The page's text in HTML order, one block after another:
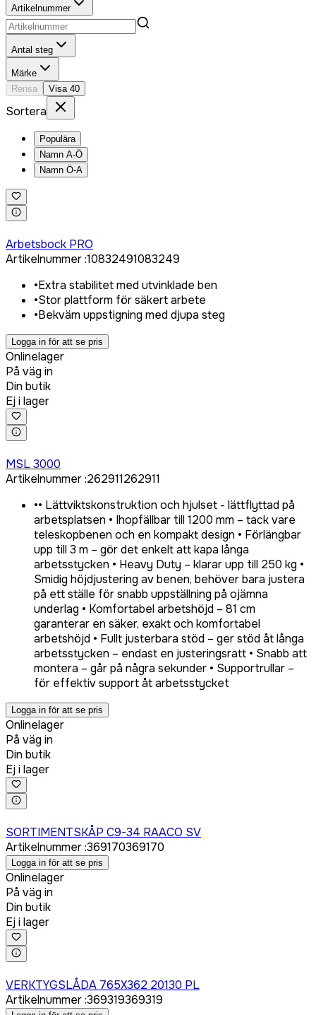
Artikelnummer
Antal steg
Märke
Rensa
Visa 40
Sortera
Populära
Namn A-Ö
Namn Ö-A
Arbetsbock PRO
Artikelnummer:10832491083249
•Extra stabilitet med utvinklade ben
•Stor plattform för säkert arbete
•Bekväm uppstigning med djupa steg
Logga in för att se pris
Onlinelager
På väg in
Din butik
Ej i lager
MSL 3000
Artikelnummer:262911262911
•• Lättviktskonstruktion och hjulset - lättflyttad på
arbetsplatsen • Ihopfällbar till 1200 mm – tack vare
teleskopbenen och en kompakt design • Förlängbar
upp till 3 m – gör det enkelt att kapa långa
arbetsstycken • Heavy Duty – klarar upp till 250 kg •
Smidig höjdjustering av benen, behöver bara justera
på ett ställe för snabb uppställning på ojämna
underlag • Komfortabel arbetshöjd – 81 cm
garanterar en säker, exakt och komfortabel
arbetshöjd • Fullt justerbara stöd – ger stöd åt långa
arbetsstycken – endast en justeringsratt • Snabb att
montera – går på några sekunder • Supportrullar –
för effektiv support åt arbetsstycket
Logga in för att se pris
Onlinelager
På väg in
Din butik
Ej i lager
SORTIMENTSKÅP C9-34 RAACO SV
Artikelnummer:369170369170
Logga in för att se pris
Onlinelager
På väg in
Din butik
Ej i lager
VERKTYGSLÅDA 765X362 20130 PL
Artikelnummer:369319369319